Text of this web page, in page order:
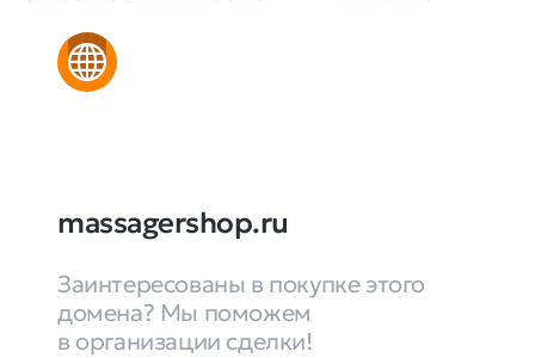
massagershop.ru
Заинтересованы в покупке этого
домена? Мы поможем
в организации сделки!